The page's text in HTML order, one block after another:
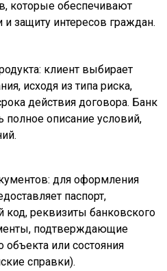
которые обеспечивают
защиту интересов граждан.
клиент выбирает
исходя из типа риска,
действия договора. Банк
полное описание условий,
для оформления
паспорт,
реквизиты банковского
подтверждающие
объекта или состояния
справки).